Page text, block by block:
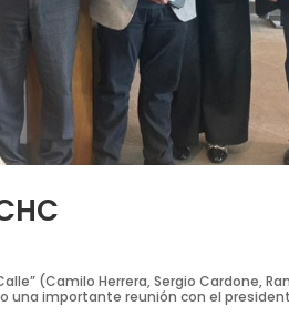
(Camilo Herrera, Sergio Cardone,
una importante reunión con el